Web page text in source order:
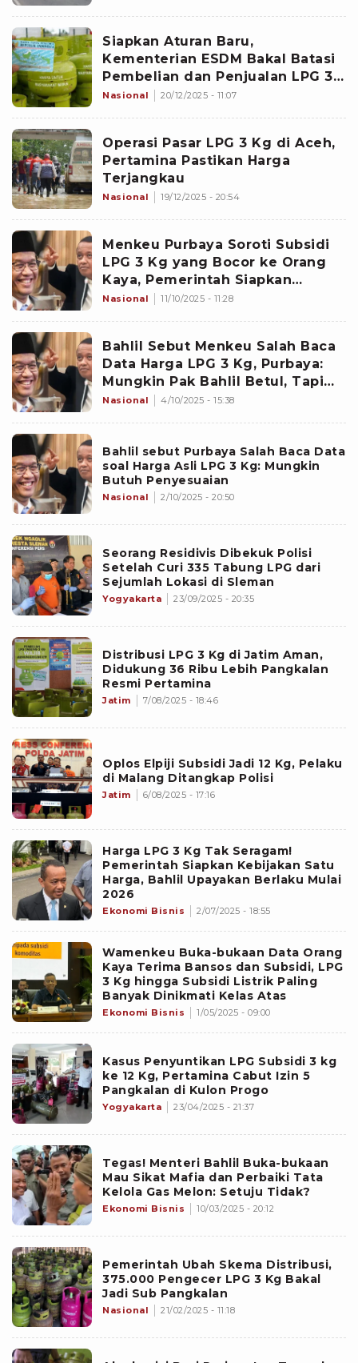
Siapkan Aturan Baru,
Kementerian ESDM Bakal Batasi
Pembelian dan Penjualan LPG 3
Kg
Nasional 20/12/2025 - 11:07
Operasi Pasar LPG 3 Kg di Aceh,
Pertamina Pastikan Harga
Terjangkau
Nasional 19/12/2025 - 20:54
Menkeu Purbaya Soroti Subsidi
LPG 3 Kg yang Bocor ke Orang
Kaya, Pemerintah Siapkan
Langkah Tegas
Nasional 11/10/2025 - 11:28
Bahlil Sebut Menkeu Salah Baca
Data Harga LPG 3 Kg, Purbaya:
Mungkin Pak Bahlil Betul, Tapi
Kita Lihat Nanti
Nasional 4/10/2025 - 15:38
Bahlil sebut Purbaya Salah Baca Data
soal Harga Asli LPG 3 Kg: Mungkin
Butuh Penyesuaian
Nasional 2/10/2025 - 20:50
Seorang Residivis Dibekuk Polisi
Setelah Curi 335 Tabung LPG dari
Sejumlah Lokasi di Sleman
Yogyakarta 23/09/2025 - 20:35
Distribusi LPG 3 Kg di Jatim Aman,
Didukung 36 Ribu Lebih Pangkalan
Resmi Pertamina
Jatim 7/08/2025 - 18:46
Oplos Elpiji Subsidi Jadi 12 Kg, Pelaku
di Malang Ditangkap Polisi
Jatim 6/08/2025 - 17:16
Harga LPG 3 Kg Tak Seragam!
Pemerintah Siapkan Kebijakan Satu
Harga, Bahlil Upayakan Berlaku Mulai
2026
Ekonomi Bisnis 2/07/2025 - 18:55
Wamenkeu Buka-bukaan Data Orang
Kaya Terima Bansos dan Subsidi, LPG
3 Kg hingga Subsidi Listrik Paling
Banyak Dinikmati Kelas Atas
Ekonomi Bisnis 1/05/2025 - 09:00
Kasus Penyuntikan LPG Subsidi 3 kg
ke 12 Kg, Pertamina Cabut Izin 5
Pangkalan di Kulon Progo
Yogyakarta 23/04/2025 - 21:37
Tegas! Menteri Bahlil Buka-bukaan
Mau Sikat Mafia dan Perbaiki Tata
Kelola Gas Melon: Setuju Tidak?
Ekonomi Bisnis 10/03/2025 - 20:12
Pemerintah Ubah Skema Distribusi,
375.000 Pengecer LPG 3 Kg Bakal
Jadi Sub Pangkalan
Nasional 21/02/2025 - 11:18